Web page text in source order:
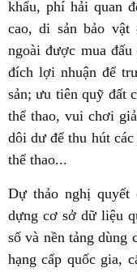
khẩu, phí hải quan
cao, di sản bảo
ngoài được mua
đích lợi nhuận để
sản; ưu tiên quỹ đất
thể thao, vui chơi
dôi dư để thu hút
thể thao...
Dự thảo nghị
dựng cơ sở dữ liệu
số và nền tảng dùng
hạng cấp quốc gia,